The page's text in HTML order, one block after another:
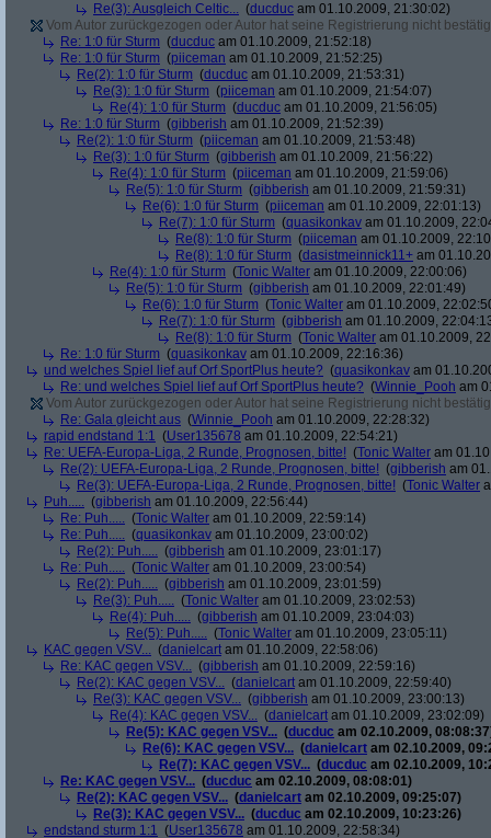
Re(3): Ausgleich Celtic... (ducduc am 01.10.2009, 21:30:02)
Vom Autor zurückgezogen oder Autor hat seine Registrierung nicht
Re: 1:0 für Sturm (ducduc am 01.10.2009, 21:52:18)
Re: 1:0 für Sturm (piiceman am 01.10.2009, 21:52:25)
Re(2): 1:0 für Sturm (ducduc am 01.10.2009, 21:53:31)
Re(3): 1:0 für Sturm (piiceman am 01.10.2009, 21:54:07)
Re(4): 1:0 für Sturm (ducduc am 01.10.2009, 21:56:05)
Re: 1:0 für Sturm (gibberish am 01.10.2009, 21:52:39)
Re(2): 1:0 für Sturm (piiceman am 01.10.2009, 21:53:48)
Re(3): 1:0 für Sturm (gibberish am 01.10.2009, 21:56:22)
Re(4): 1:0 für Sturm (piiceman am 01.10.2009, 21:59:06)
Re(5): 1:0 für Sturm (gibberish am 01.10.2009, 21:59:31)
Re(6): 1:0 für Sturm (piiceman am 01.10.2009, 22:01:13)
Re(7): 1:0 für Sturm (quasikonkav am 01.10.2009,
Re(8): 1:0 für Sturm (piiceman am 01.10.2009,
Re(8): 1:0 für Sturm (dasistmeinnick11+ am
Re(4): 1:0 für Sturm (Tonic Walter am 01.10.2009, 22:00:06)
Re(5): 1:0 für Sturm (gibberish am 01.10.2009, 22:01:49)
Re(6): 1:0 für Sturm (Tonic Walter am 01.10.2009,
Re(7): 1:0 für Sturm (gibberish am 01.10.2009,
Re(8): 1:0 für Sturm (Tonic Walter am 01.10.2009,
Re: 1:0 für Sturm (quasikonkav am 01.10.2009, 22:16:36)
und welches Spiel lief auf Orf SportPlus heute? (quasikonkav am
Re: und welches Spiel lief auf Orf SportPlus heute? (Winnie_Pooh am
Vom Autor zurückgezogen oder Autor hat seine Registrierung nicht
Re: Gala gleicht aus (Winnie_Pooh am 01.10.2009, 22:28:32)
rapid endstand 1:1 (User135678 am 01.10.2009, 22:54:21)
Re: UEFA-Europa-Liga, 2 Runde, Prognosen, bitte! (Tonic Walter am
Re(2): UEFA-Europa-Liga, 2 Runde, Prognosen, bitte! (gibberish am
Re(3): UEFA-Europa-Liga, 2 Runde, Prognosen, bitte! (Tonic Walter
Puh..... (gibberish am 01.10.2009, 22:56:44)
Re: Puh..... (Tonic Walter am 01.10.2009, 22:59:14)
Re: Puh..... (quasikonkav am 01.10.2009, 23:00:02)
Re(2): Puh..... (gibberish am 01.10.2009, 23:01:17)
Re: Puh..... (Tonic Walter am 01.10.2009, 23:00:54)
Re(2): Puh..... (gibberish am 01.10.2009, 23:01:59)
Re(3): Puh..... (Tonic Walter am 01.10.2009, 23:02:53)
Re(4): Puh..... (gibberish am 01.10.2009, 23:04:03)
Re(5): Puh..... (Tonic Walter am 01.10.2009, 23:05:11)
KAC gegen VSV... (danielcart am 01.10.2009, 22:58:06)
Re: KAC gegen VSV... (gibberish am 01.10.2009, 22:59:16)
Re(2): KAC gegen VSV... (danielcart am 01.10.2009, 22:59:40)
Re(3): KAC gegen VSV... (gibberish am 01.10.2009, 23:00:13)
Re(4): KAC gegen VSV... (danielcart am 01.10.2009, 23:02:09)
Re(5): KAC gegen VSV... (ducduc am 02.10.2009,
Re(6): KAC gegen VSV... (danielcart am 02.10.2009,
Re(7): KAC gegen VSV... (ducduc am 02.10.2009,
Re: KAC gegen VSV... (ducduc am 02.10.2009, 08:08:01)
Re(2): KAC gegen VSV... (danielcart am 02.10.2009, 09:25:07)
Re(3): KAC gegen VSV... (ducduc am 02.10.2009, 10:23:26)
endstand sturm 1:1 (User135678 am 01.10.2009, 22:58:34)